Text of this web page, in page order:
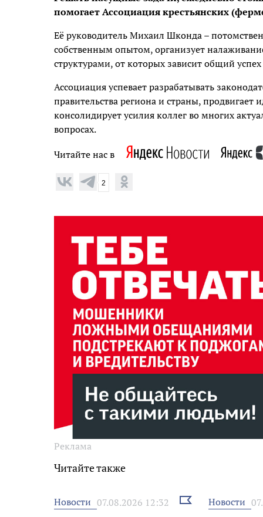
помогает Ассоциация крестьянских
Её руководитель Михаил Шконда –
собственным опытом, организует
структурами, от которых зависит общий
Ассоциация успевает разрабатывать
правительства региона и страны,
консолидирует усилия коллег во многих
вопросах.
Читайте нас в
2
Реклама
Читайте также
Новости 07.08.2026 12:32
Выбрать
новость
Новости